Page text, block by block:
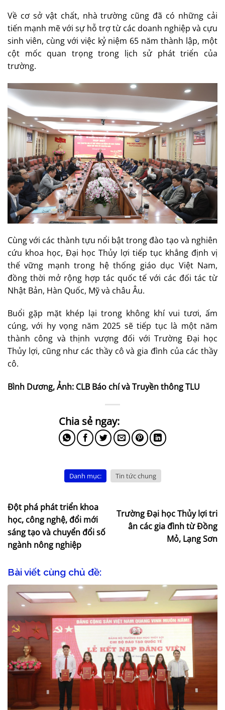
Về cơ sở vật chất, nhà trường cũng đã có những cải
tiến mạnh mẽ với sự hỗ trợ từ các doanh nghiệp và cựu
sinh viên, cùng với việc kỷ niệm 65 năm thành lập, một
cột mốc quan trọng trong lịch sử phát triển của
trường.
Cùng với các thành tựu nổi bật trong đào tạo và nghiên
cứu khoa học, Đại học Thủy lợi tiếp tục khẳng định vị
thế vững mạnh trong hệ thống giáo dục Việt Nam,
đồng thời mở rộng hợp tác quốc tế với các đối tác từ
Nhật Bản, Hàn Quốc, Mỹ và châu Âu.
Buổi gặp mặt khép lại trong không khí vui tươi, ấm
cúng, với hy vọng năm 2025 sẽ tiếp tục là một năm
thành công và thịnh vượng đối với Trường Đại học
Thủy lợi, cũng như các thầy cô và gia đình của các thầy
cô.
Bình Dương, Ảnh: CLB Báo chí và Truyền thông TLU
Danh mục: Tin tức chung
Đột phá phát triển khoa
học, công nghệ, đổi mới
sáng tạo và chuyển đổi số
ngành nông nghiệp
Trường Đại học Thủy lợi tri
ân các gia đình từ Đồng
Mỏ, Lạng Sơn
Bài viết cùng chủ đề: